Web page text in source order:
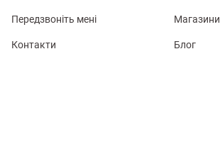
Передзвоніть мені
Контакти
Магазини
Блог